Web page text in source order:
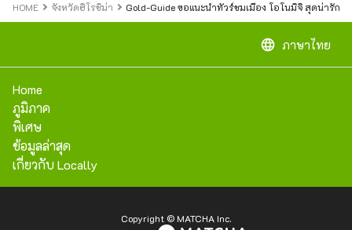
HOME จังหวัดฮิโรชิม่า Gold-Guide ขอแนะนำทัวร์ชมเมือง โอโนมิจิ สุดน่ารักนี้!
language ภาษาไทย
Home
ภูมิภาค
พิเศษ
ข้อมูลล่าสุด
เกี่ยวกับ Locally
Copyright © MATCHA Inc.